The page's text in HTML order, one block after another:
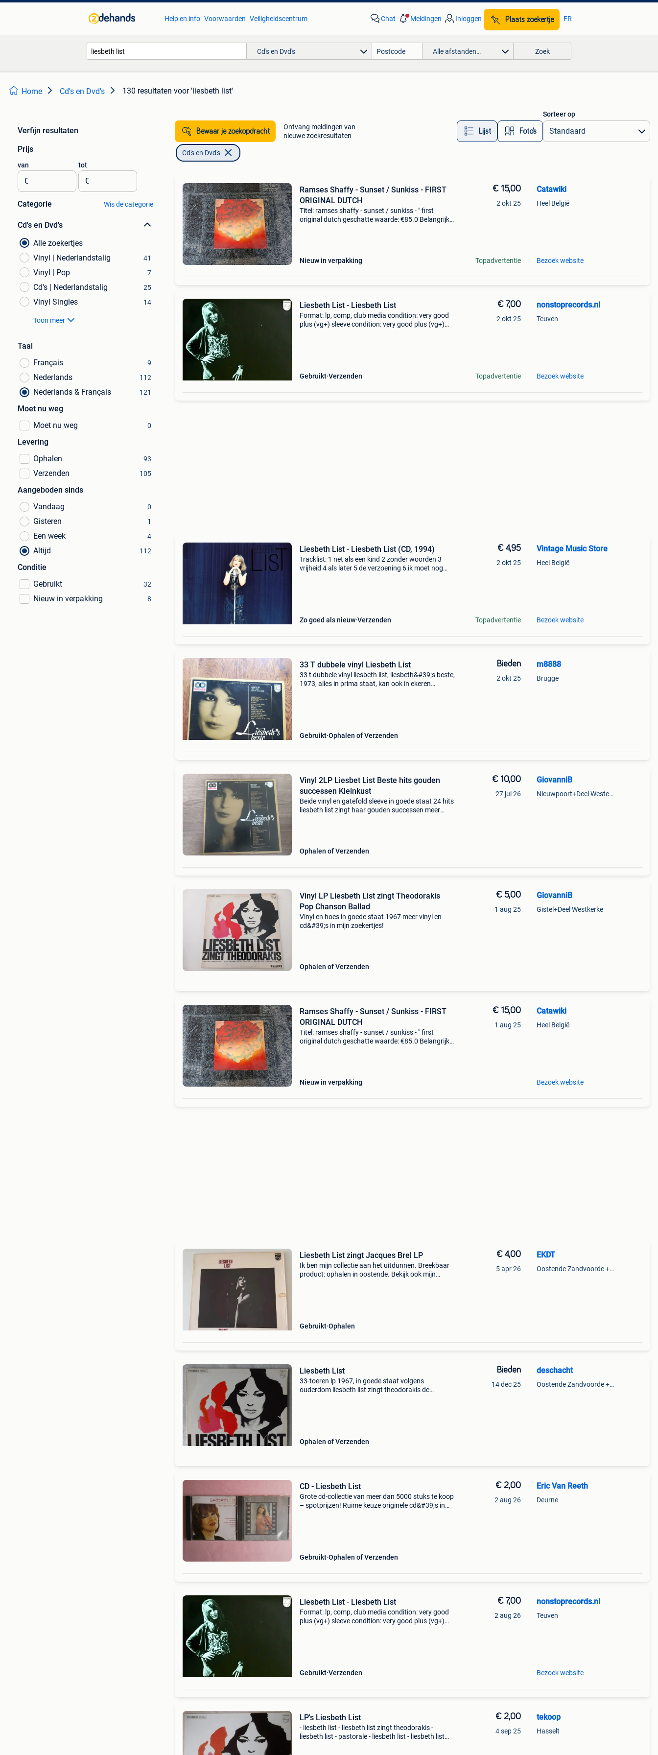
Help en info Voorwaarden Veiligheidscentrum Chat Meldingen Inloggen Plaats zoekertje FR
Cd's en Dvd's Alle afstanden… Zoek
Home Cd's en Dvd's 130 resultaten voor 'liesbeth list'
Verfijn resultaten
Prijs
van
€
tot
€
Categorie Wis de categorie
Cd's en Dvd's
Alle zoekertjes
Vinyl | Nederlandstalig
41
Vinyl | Pop 7
Cd's | Nederlandstalig 25
Vinyl Singles 14
Toon meer
Taal
Français
9
Nederlands 112
Nederlands & Français 121
Moet nu weg
Moet nu weg
0
Levering
Ophalen
93
Verzenden 105
Aangeboden sinds
Vandaag
0
Gisteren 1
Een week 4
Altijd 112
Conditie
Gebruikt
32
Nieuw in verpakking 8
Bewaar je zoekopdracht
Ontvang meldingen van
nieuwe zoekresultaten
Lijst Foto’s
Sorteer op
Cd's en Dvd's
Ramses Shaffy - Sunset / Sunkiss - FIRST
ORIGINAL DUTCH
Titel: ramses shaffy - sunset / sunkiss - " first
original dutch geschatte waarde: €85.0 Belangrijk:
Nieuw in verpakking
€ 15,00
2 okt 25
Topadvertentie
Catawiki
Heel België
Bezoek website
Liesbeth List - Liesbeth List
Format: lp, comp, club media condition: very good
plus (vg+) sleeve condition: very good plus (vg+)
Gebruikt Verzenden
€ 7,00
2 okt 25
Topadvertentie
nonstoprecords.nl
Teuven
Bezoek website
Liesbeth List - Liesbeth List (CD, 1994)
Tracklist: 1 net als een kind 2 zonder woorden 3
vrijheid 4 als later 5 de verzoening 6 ik moet nog
Zo goed als nieuw Verzenden
€ 4,95
2 okt 25
Topadvertentie
Vintage Music Store
Heel België
Bezoek website
33 T dubbele vinyl Liesbeth List
33 t dubbele vinyl liesbeth list, liesbeth&#39;s beste,
1973, alles in prima staat, kan ook in ekeren
Gebruikt Ophalen of Verzenden
Bieden
2 okt 25
m8888
Brugge
Vinyl 2LP Liesbet List Beste hits gouden
successen Kleinkust
Beide vinyl en gatefold sleeve in goede staat 24 hits
liesbeth list zingt haar gouden successen meer
Ophalen of Verzenden
€ 10,00
27 jul 26
GiovanniB
Nieuwpoort+Deel Westende
Vinyl LP Liesbeth List zingt Theodorakis
Pop Chanson Ballad
Vinyl en hoes in goede staat 1967 meer vinyl en
cd&#39;s in mijn zoekertjes!
Ophalen of Verzenden
€ 5,00
1 aug 25
GiovanniB
Gistel+Deel Westkerke
Ramses Shaffy - Sunset / Sunkiss - FIRST
ORIGINAL DUTCH
Titel: ramses shaffy - sunset / sunkiss - " first
original dutch geschatte waarde: €85.0 Belangrijk:
Nieuw in verpakking
€ 15,00
1 aug 25
Catawiki
Heel België
Bezoek website
Liesbeth List zingt Jacques Brel LP
Ik ben mijn collectie aan het uitdunnen. Breekbaar
product: ophalen in oostende. Bekijk ook mijn
Gebruikt Ophalen
€ 4,00
5 apr 26
EKDT
Oostende Zandvoorde +Oostende
Liesbeth List
33-toeren lp 1967, in goede staat volgens
ouderdom liesbeth list zingt theodorakis de
Ophalen of Verzenden
Bieden
14 dec 25
deschacht
Oostende Zandvoorde +Oostende
CD - Liesbeth List
Grote cd-collectie van meer dan 5000 stuks te koop
– spotprijzen! Ruime keuze originele cd&#39;s in
Gebruikt Ophalen of Verzenden
€ 2,00
2 aug 26
Eric Van Reeth
Deurne
Liesbeth List - Liesbeth List
Format: lp, comp, club media condition: very good
plus (vg+) sleeve condition: very good plus (vg+)
Gebruikt Verzenden
€ 7,00
2 aug 26
nonstoprecords.nl
Teuven
Bezoek website
LP's Liesbeth List
- liesbeth list - liesbeth list zingt theodorakis -
liesbeth list - pastorale - liesbeth list - liesbeth list
€ 2,00
4 sep 25
tekoop
Hasselt